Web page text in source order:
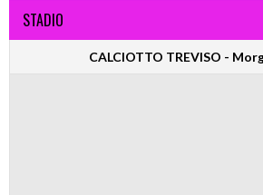
STADIO
CALCIOTTO TREVISO -